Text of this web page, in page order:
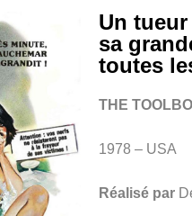
Un
sa
toutes
THE
1978 – USA
Réalisé par